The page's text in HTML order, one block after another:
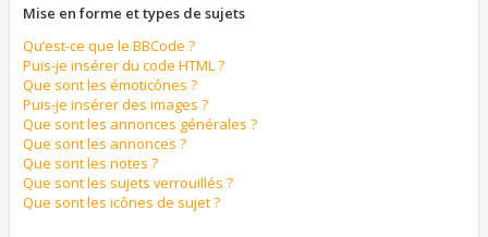
Mise en forme et types de sujets
Qu’est-ce que le BBCode ?
Puis-je insérer du code HTML ?
Que sont les émoticônes ?
Puis-je insérer des images ?
Que sont les annonces générales ?
Que sont les annonces ?
Que sont les notes ?
Que sont les sujets verrouillés ?
Que sont les icônes de sujet ?